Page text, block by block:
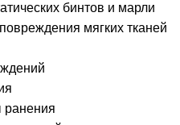
бинтов и марли
мягких тканей
ранения